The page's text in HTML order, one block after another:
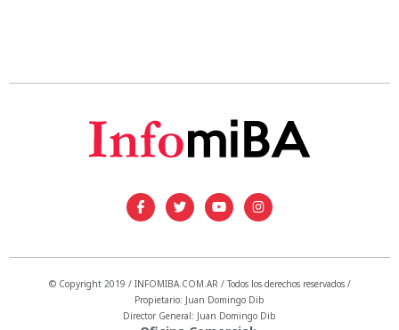
© Copyright 2019 / INFOMIBA.COM.AR / Todos los derechos reservados /
Propietario: Juan Domingo Dib
Director General: Juan Domingo Dib